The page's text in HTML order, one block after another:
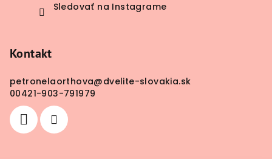
Sledovať na Instagrame
Kontakt
petronelaorthova@dvelite-slovakia.sk
00421-903-791979